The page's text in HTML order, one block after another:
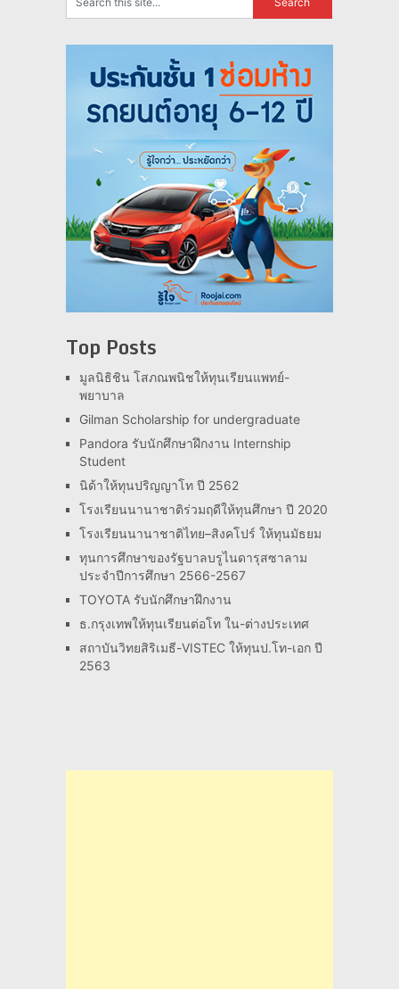
Top Posts
มูลนิธิชิน โสภณพนิชให้ทุนเรียนแพทย์-
พยาบาล
Gilman Scholarship for undergraduate
Pandora รับนักศึกษาฝึกงาน Internship
Student
นิด้าให้ทุนปริญญาโท ปี 2562
โรงเรียนนานาชาติร่วมฤดีให้ทุนศึกษา ปี 2020
โรงเรียนนานาชาติไทย–สิงคโปร์ ให้ทุนมัธยม
ทุนการศึกษาของรัฐบาลบรูไนดารุสซาลาม
ประจำปีการศึกษา 2566-2567
TOYOTA รับนักศึกษาฝึกงาน
ธ.กรุงเทพให้ทุนเรียนต่อโท ใน-ต่างประเทศ
สถาบันวิทยสิริเมธี-VISTEC ให้ทุนป.โท-เอก ปี
2563